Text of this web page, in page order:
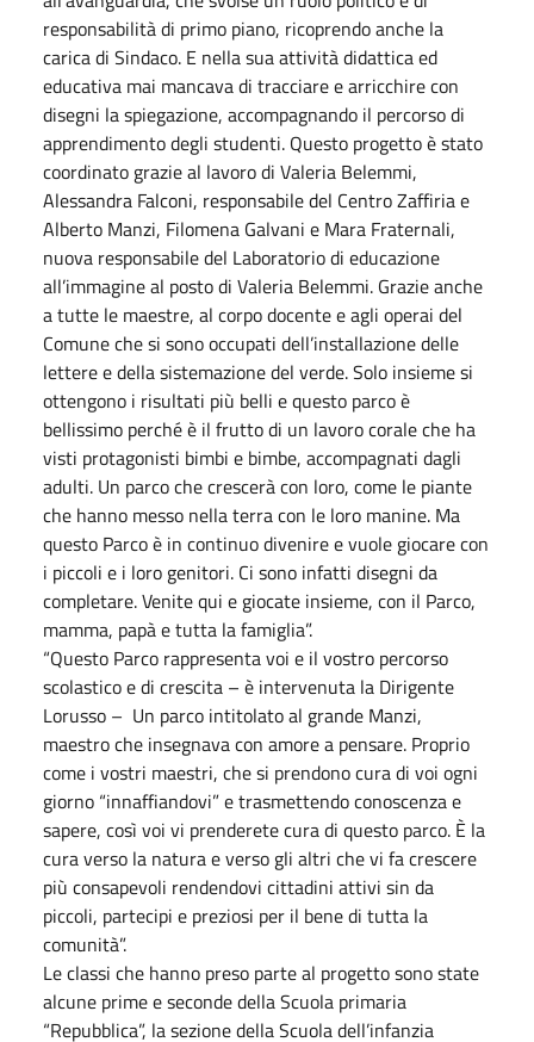
responsabilità di primo piano, ricoprendo anche la
carica di Sindaco. E nella sua attività didattica ed
educativa mai mancava di tracciare e arricchire con
disegni la spiegazione, accompagnando il percorso di
apprendimento degli studenti. Questo progetto è stato
coordinato grazie al lavoro di Valeria Belemmi,
Alessandra Falconi, responsabile del Centro Zaffiria e
Alberto Manzi, Filomena Galvani e Mara Fraternali,
nuova responsabile del Laboratorio di educazione
all’immagine al posto di Valeria Belemmi. Grazie anche
a tutte le maestre, al corpo docente e agli operai del
Comune che si sono occupati dell’installazione delle
lettere e della sistemazione del verde. Solo insieme si
ottengono i risultati più belli e questo parco è
bellissimo perché è il frutto di un lavoro corale che ha
visti protagonisti bimbi e bimbe, accompagnati dagli
adulti. Un parco che crescerà con loro, come le piante
che hanno messo nella terra con le loro manine. Ma
questo Parco è in continuo divenire e vuole giocare con
i piccoli e i loro genitori. Ci sono infatti disegni da
completare. Venite qui e giocate insieme, con il Parco,
mamma, papà e tutta la famiglia”.
“Questo Parco rappresenta voi e il vostro percorso
scolastico e di crescita – è intervenuta la Dirigente
Lorusso – Un parco intitolato al grande Manzi,
maestro che insegnava con amore a pensare. Proprio
come i vostri maestri, che si prendono cura di voi ogni
giorno “innaffiandovi” e trasmettendo conoscenza e
sapere, così voi vi prenderete cura di questo parco. È la
cura verso la natura e verso gli altri che vi fa crescere
più consapevoli rendendovi cittadini attivi sin da
piccoli, partecipi e preziosi per il bene di tutta la
comunità”.
Le classi che hanno preso parte al progetto sono state
alcune prime e seconde della Scuola primaria
“Repubblica”, la sezione della Scuola dell’infanzia